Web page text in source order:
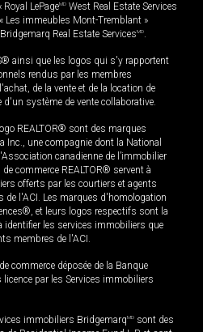
Royal LePageMD West Real Estate Services
Les immeubles Mont-Tremblant »
Real Estate ServicesMD.
ainsi que les logos qui s'y rapportent
rendus par les membres
de la vente et de la location de
système de vente collaborative.
REALTOR® sont des marques
Inc., une compagnie dont la National
canadienne de l’immobilier
commerce REALTOR® servent à
offerts par les courtiers et agents
de l'ACI. Les marques d'homologation
et leurs logos respectifs sont la
identifier les services immobiliers que
membres de l'ACI.
commerce déposée de la Banque
par les Services immobiliers
immobiliers BridgemarqMD sont des